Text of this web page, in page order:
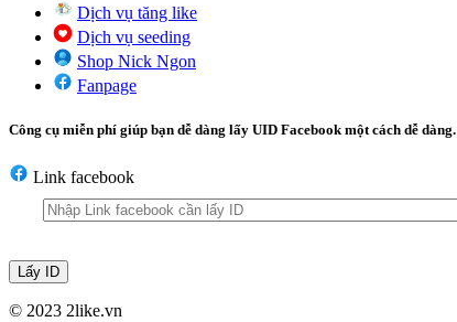
Dịch vụ tăng like
Dịch vụ seeding
Shop Nick Ngon
Fanpage
Công cụ miễn phí giúp bạn dễ dàng lấy UID Facebook một cách dễ dàng.
Link facebook
Lấy ID
© 2023 2like.vn